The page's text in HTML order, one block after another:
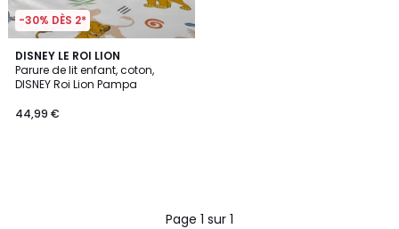
-30% DÈS 2*
DISNEY LE ROI LION
Parure de lit enfant, coton,
DISNEY Roi Lion Pampa
€.
44,99 €
Page 1 sur 1